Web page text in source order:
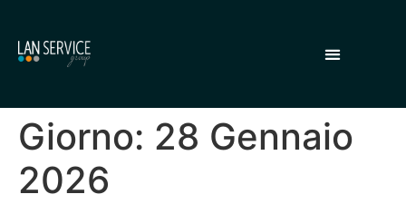
Giorno: 28 Gennaio
2026